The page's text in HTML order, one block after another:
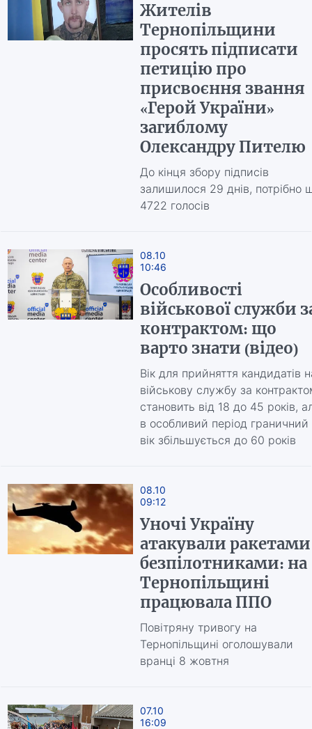
Жителів
Тернопільщини
просять підписати
петицію про
присвоєння звання
«Герой України»
загиблому
Олександру Пителю
До кінця збору підписів
залишилося 29 днів, потрібно
4722 голосів
08.10
10:46
Особливості
військової служби
контрактом: що
варто знати (відео)
Вік для прийняття кандидатів
військову службу за
становить від 18 до 45 років,
в особливий період граничний
вік збільшується до 60 років
08.10
09:12
Уночі Україну
атакували ракетами
безпілотниками: на
Тернопільщині
працювала ППО
Повітряну тривогу на
Тернопільщині оголошували
вранці 8 жовтня
07.10
16:09